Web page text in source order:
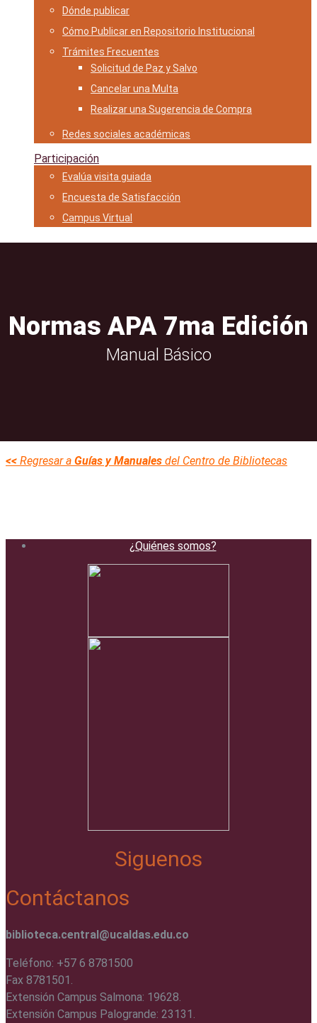
Dónde publicar
Cómo Publicar en Repositorio Institucional
Trámites Frecuentes
Solicitud de Paz y Salvo
Cancelar una Multa
Realizar una Sugerencia de Compra
Redes sociales académicas
Participación
Evalúa visita guiada
Encuesta de Satisfacción
Campus Virtual
Normas APA 7ma Edición
Manual Básico
<< Regresar a Guías y Manuales del Centro de Bibliotecas
¿Quiénes somos?
Siguenos
Contáctanos
biblioteca.central@ucaldas.edu.co
Teléfono: +57 6 8781500
Fax 8781501.
Extensión Campus Salmona: 19628.
Extensión Campus Palogrande: 23131.